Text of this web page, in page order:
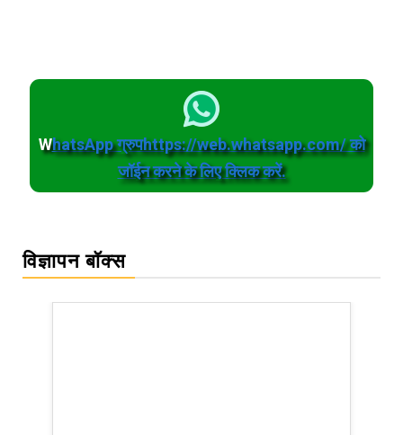
WhatsApp ग्रुपhttps://web.whatsapp.com/ को
जॉईन करने के लिए क्लिक करें.
विज्ञापन बॉक्स